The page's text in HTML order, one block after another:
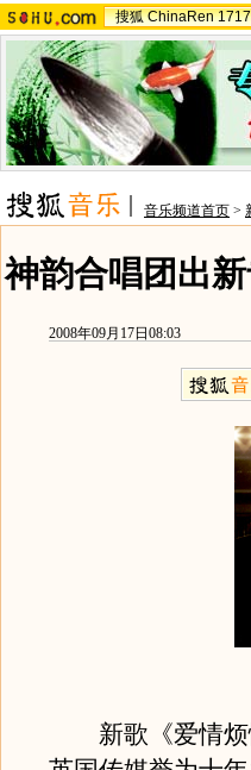
搜狐 ChinaRen
音乐频道首页 >
神韵合唱团出
2008年09月17日08:03
新歌《爱情烦